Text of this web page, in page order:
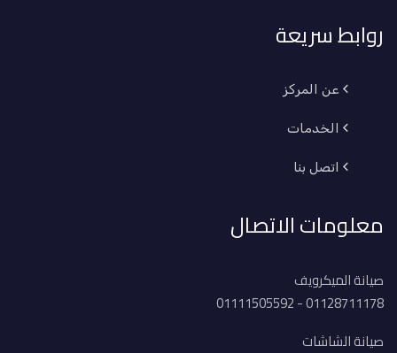
روابط سريعة
عن المركز
الخدمات
اتصل بنا
معلومات الاتصال
صيانة الميكرويف
01128711178 - 01111505592
صيانة الشاشات